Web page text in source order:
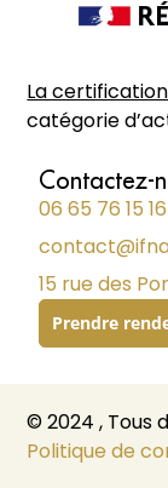
La
catégorie
Contactez-
06 65 76 15 16
15 rue des
Prendre
© 2024 , Tous
Politique de